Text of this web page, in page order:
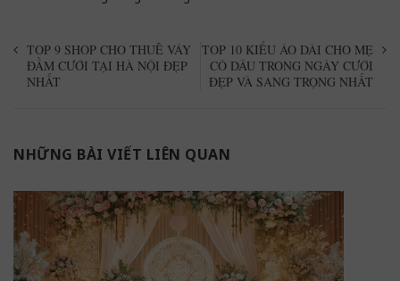
TOP 9 SHOP CHO THUÊ VÁY
ĐẦM CƯỚI TẠI HÀ NỘI ĐẸP
NHẤT
TOP 10 KIỂU ÁO DÀI CHO MẸ
CÔ DÂU TRONG NGÀY CƯỚI
ĐẸP VÀ SANG TRỌNG NHẤT
NHỮNG BÀI VIẾT LIÊN QUAN